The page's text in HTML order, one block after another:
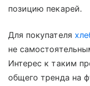
позицию пекарей.
Для покупателя
не
Интерес к таким
общего тренда на